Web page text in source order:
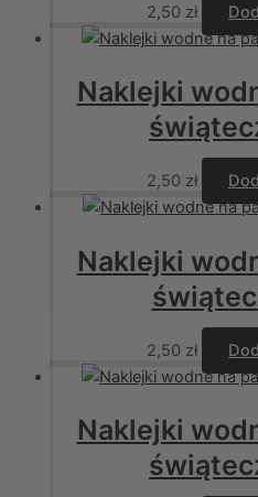
2,50 zł
Naklejki
2,50 zł
Naklejki
2,50 zł
Naklejki